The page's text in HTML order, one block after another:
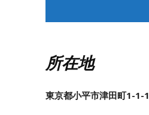
所在地
東京都小平市津田町1-1-1